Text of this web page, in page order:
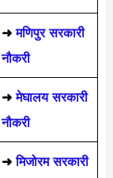
➜ मणिपुर सरकारी
नौकरी
➜ मेघालय सरकारी
नौकरी
➜मिजोरम सरकारी